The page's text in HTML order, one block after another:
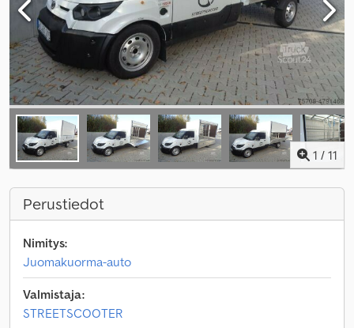
1 / 11
Perustiedot
Nimitys:
Juomakuorma-auto
Valmistaja:
STREETSCOOTER